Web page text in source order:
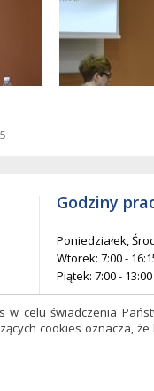
celu świadczenia
cookies oznacza,
Godziny
Poniedziałek,
Wtorek: 7:00 -
Piątek: 7:00 - 13:00